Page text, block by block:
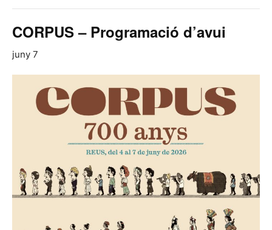
CORPUS – Programació d’avui
juny 7